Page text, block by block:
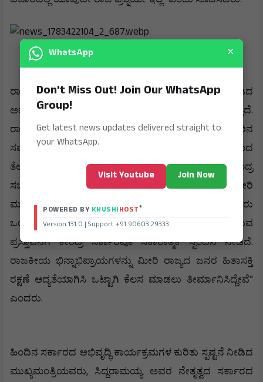
ರಾಜ್ಯದ ಅಭಿವೃದ್ಧಿ ಮತ್ತು ನೀರಿನ ನಿರ್ವಹಣೆ ಕುರಿತು ಮಾತನಾಡಿದ
ಅವರು
, "ದೇಶಾದ್ಯಂತ ವ್ಯಕ್ತವಾಗುತ್ತಿದೆ.
ರಾಜ್ಯದ ಪರಿಸ್ಥಿತಿ ಸಮಾಧಾನಕರವಾಗಿದೆ.ಅಂತರರಾಜ್ಯ
ನೀರಿನ
ಸಮಸ್ಯೆಗಳಿಗೆ
ಶಾಶ್ವತ ಪರಿಹಾರ
ಉದ್ದೇಶದಿಂದ
ತೆಲಂಗಾಣ
ಆಂಧ್ರ ಪ್ರದೇಶದ ಮುಖ್ಯಮಂತ್ರಿಗಳು ಹಾಗೂ
ಕೇಂದ್ರ
ಸಚಿವರೊಂದಿಗೆ
ಐತಿಹಾಸಿಕ ನಡೆಸಿದ್ದೇವೆ . ,ಕಾವೇರಿ
ಮತ್ತು
ಗೋದಾವರಿ ನದಿಗಳ ಜೋಡಣೆ
ಸುಮಾರು
ಒಂದು
ಲಕ್ಷ ಕೋಟಿ ರೂಪಾಯಿ ವೆಚ್ಚದಲ್ಲಿ
ಮುಂದುವರಿಸುವ
ಪ್ರಸ್ತಾವನೆಗೆ
ಕೇಂದ್ರ ಸರ್ಕಾರವೂ ಸಕಾರಾತ್ಮಕ ಸ್ಪಂದನೆ ನೀಡಿದೆ.
ರಾಜಕೀಯ ಭಿನ್ನಾಭಿಪ್ರಾಯಗಳನ್ನು ಮೀರಿ ರಾಜ್ಯದ ಜನರ ಹಿತಾಸಕ್ತಿ
ರಕ್ಷಣೆ ಆದ್ಯತೆಯಾಗಿಸಿ ಒಟ್ಟಾಗಿ ಕೆಲಸ ಮಾಡಲು ತೀರ್ಮಾನಿಸಿದ್ದೇವೆ"
ಎಂದರು.
ಹಿಂದಿನ ಸರ್ಕಾರದ ಅಭಿವೃದ್ಧಿ ಕಾರ್ಯಕ್ರಮಗಳ ಕುರಿತು ಸ್ಪಷ್ಟನೆ ನೀಡಿದ
ಮುಖ್ಯಮಂತ್ರಿಯವರು, ಸಿದ್ದರಾಮಯ್ಯ ಅವರ ನೇತೃತ್ವದ
ಸರ್ಕಾರದ
WhatsApp ×
Don't Miss Out! Join Our WhatsApp
Group!
Get latest news updates delivered straight to
your WhatsApp.
Visit Youtube Join Now
POWERED BY KHUSHIHOST®
Version 131.0 | Support +91 90603 29333